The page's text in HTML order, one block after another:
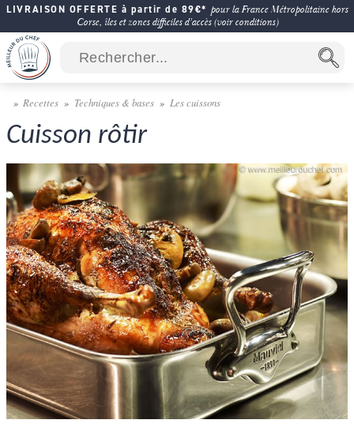
LIVRAISON OFFERTE à partir de 89€* pour la France Métropolitaine hors
Corse, îles et zones difficiles d'accès (voir conditions)
Recettes Techniques & bases Les cuissons
Cuisson rôtir